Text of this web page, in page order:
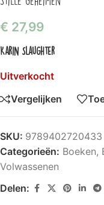
€ 27,99
Karin Slaughter
Uitverkocht
Vergelijken
SKU: 9789402720433
Categorieën: Boeken,
Volwassenen
Delen: